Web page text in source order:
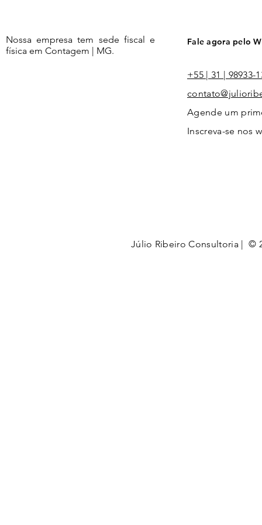
Nossa empresa tem sede fiscal e
física em Contagem | MG.
Fale agora pelo
+55 | 31 | 98933-
Agende um
Inscreva-se nos
Júlio Ribeiro Consultoria | ©